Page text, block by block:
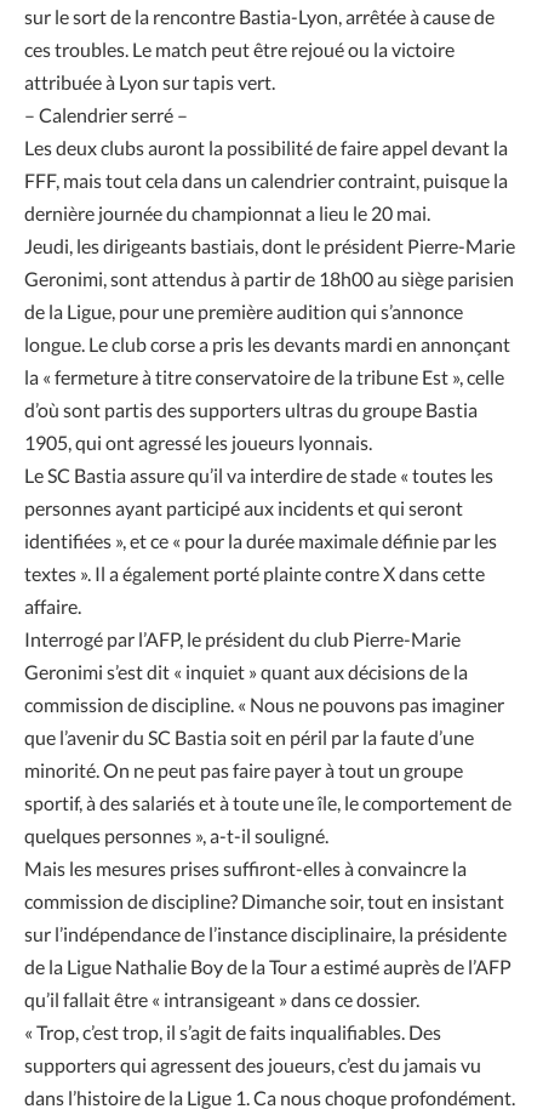
sur le sort de la rencontre Bastia-Lyon, arrêtée à cause de
ces troubles. Le match peut être rejoué ou la victoire
attribuée à Lyon sur tapis vert.
– Calendrier serré –
Les deux clubs auront la possibilité de faire appel devant la
FFF, mais tout cela dans un calendrier contraint, puisque la
dernière journée du championnat a lieu le 20 mai.
Jeudi, les dirigeants bastiais, dont le président Pierre-Marie
Geronimi, sont attendus à partir de 18h00 au siège parisien
de la Ligue, pour une première audition qui s’annonce
longue. Le club corse a pris les devants mardi en annonçant
la « fermeture à titre conservatoire de la tribune Est », celle
d’où sont partis des supporters ultras du groupe Bastia
1905, qui ont agressé les joueurs lyonnais.
Le SC Bastia assure qu’il va interdire de stade « toutes les
personnes ayant participé aux incidents et qui seront
identifiées », et ce « pour la durée maximale définie par les
textes ». Il a également porté plainte contre X dans cette
affaire.
Interrogé par l’AFP, le président du club Pierre-Marie
Geronimi s’est dit « inquiet » quant aux décisions de la
commission de discipline. « Nous ne pouvons pas imaginer
que l’avenir du SC Bastia soit en péril par la faute d’une
minorité. On ne peut pas faire payer à tout un groupe
sportif, à des salariés et à toute une île, le comportement de
quelques personnes », a-t-il souligné.
Mais les mesures prises suffiront-elles à convaincre la
commission de discipline? Dimanche soir, tout en insistant
sur l’indépendance de l’instance disciplinaire, la présidente
de la Ligue Nathalie Boy de la Tour a estimé auprès de l’AFP
qu’il fallait être « intransigeant » dans ce dossier.
« Trop, c’est trop, il s’agit de faits inqualifiables. Des
supporters qui agressent des joueurs, c’est du jamais vu
dans l’histoire de la Ligue 1. Ca nous choque profondément.